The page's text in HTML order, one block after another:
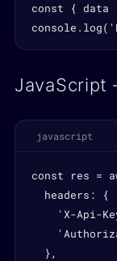
const { data
JavaScript
javascript
const res =
  headers: {
'X-Api-
  },